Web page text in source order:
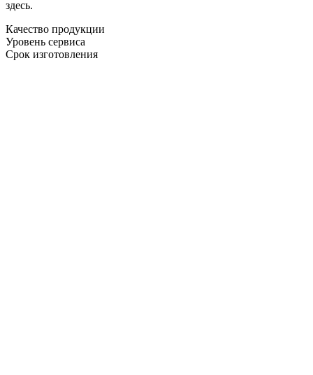
здесь.
Качество продукции
Уровень сервиса
Срок изготовления